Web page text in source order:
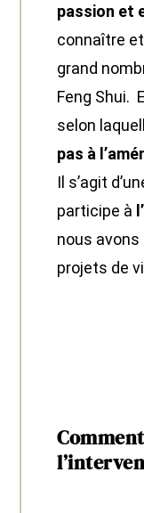
passion et
connaître
grand
Feng Shui.
selon
pas à
Il s’agit
participe à
nous
projets de